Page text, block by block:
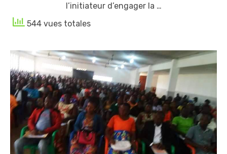
l’initiateur d’engager la …
544 vues totales